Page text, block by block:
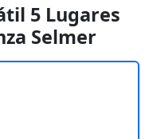
5 Lugares
Selmer